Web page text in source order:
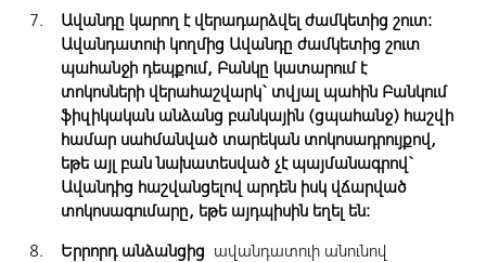
Ավանդը կարող է վերադարձվել ժամկետից շուտ:
Ավանդատուի կողմից Ավանդը ժամկետից շուտ
պահանջի դեպքում, Բանկը կատարում է
տոկոսների վերահաշվարկ` տվյալ պահին Բանկում
ֆիզիկական անձանց բանկային (ցպահանջ) հաշվի
համար սահմանված տարեկան տոկոսադրույքով,
եթե այլ բան նախատեսված չէ պայմանագրով`
Ավանդից հաշվանցելով արդեն իսկ վճարված
տոկոսագումարը, եթե այդպիսին եղել են:
Երրորդ անձանցից ավանդատուի անունով